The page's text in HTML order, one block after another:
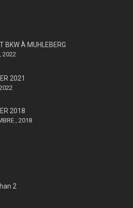
BKW À MUHLEBERG
2022
2021
2018
, 2018
2